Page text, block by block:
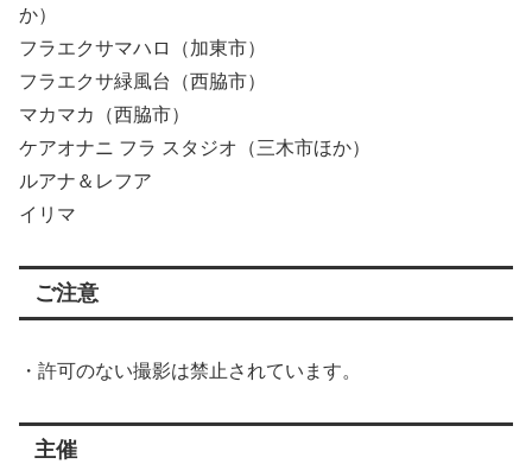
か）
フラエクサマハロ（加東市）
フラエクサ緑風台（西脇市）
マカマカ（西脇市）
ケアオナニ フラ スタジオ（三木市ほか）
ルアナ＆レフア
イリマ
ご注意
・許可のない撮影は禁止されています。
主催